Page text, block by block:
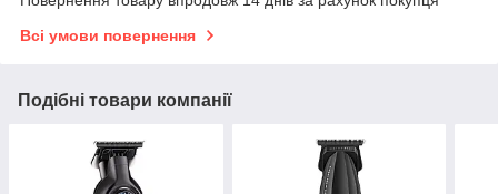
Всі умови повернення
Подібні товари компанії